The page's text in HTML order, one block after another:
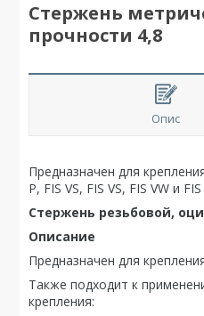
Стержень
прочности 4,8
Опис
Предназначен для
P, FIS VS, FIS VS, FIS VW и
Стержень резьбовой,
Описание
Предназначен для
Также подходит к
крепления: